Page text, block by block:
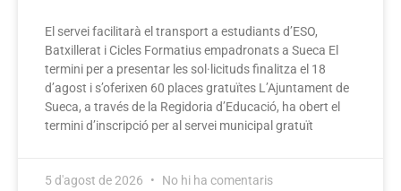
El servei facilitarà el transport a estudiants d’ESO,
Batxillerat i Cicles Formatius empadronats a Sueca El
termini per a presentar les sol·licituds finalitza el 18
d’agost i s’oferixen 60 places gratuïtes L’Ajuntament de
Sueca, a través de la Regidoria d’Educació, ha obert el
termini d’inscripció per al servei municipal gratuït
5 d'agost de 2026 No hi ha comentaris